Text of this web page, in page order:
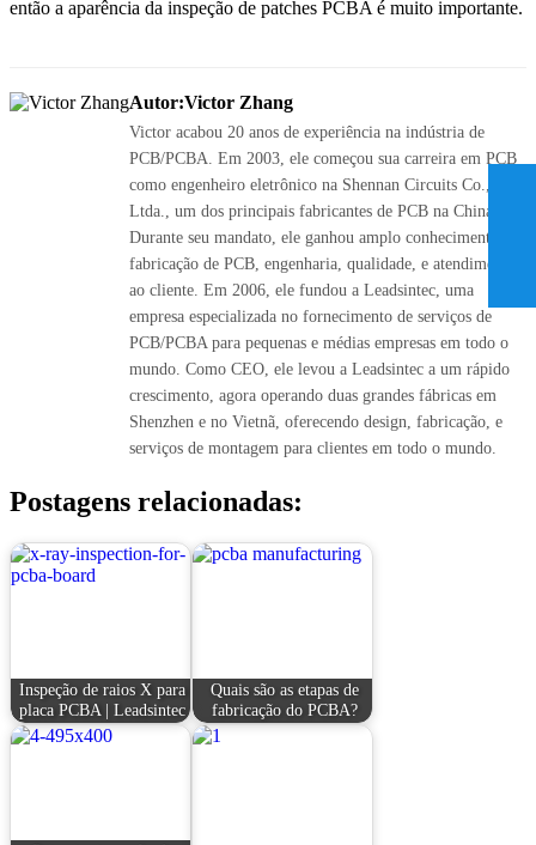
então a aparência da inspeção de patches PCBA é muito importante.
Autor:Victor Zhang
Victor acabou 20 anos de experiência na indústria de
PCB/PCBA. Em 2003, ele começou sua carreira em PCB
como engenheiro eletrônico na Shennan Circuits Co.,
Ltda., um dos principais fabricantes de PCB na China.
Durante seu mandato, ele ganhou amplo conhecimento na
fabricação de PCB, engenharia, qualidade, e atendimento
ao cliente. Em 2006, ele fundou a Leadsintec, uma
empresa especializada no fornecimento de serviços de
PCB/PCBA para pequenas e médias empresas em todo o
mundo. Como CEO, ele levou a Leadsintec a um rápido
crescimento, agora operando duas grandes fábricas em
Shenzhen e no Vietnã, oferecendo design, fabricação, e
serviços de montagem para clientes em todo o mundo.
Postagens relacionadas:
Inspeção de raios X para
placa PCBA | Leadsintec
Quais são as etapas de
fabricação do PCBA?